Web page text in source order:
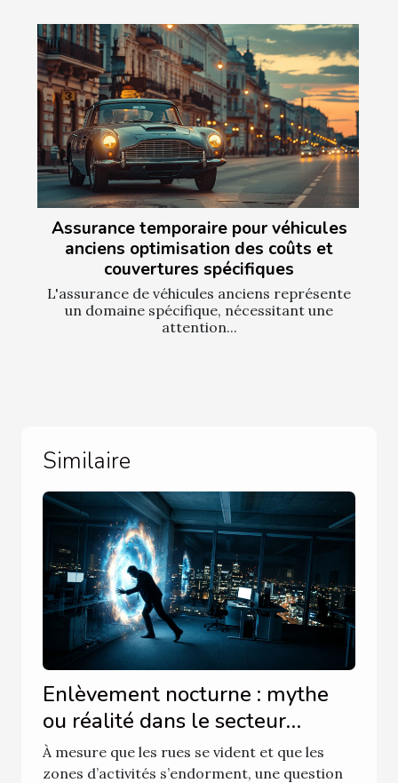
Assurance temporaire pour véhicules
anciens optimisation des coûts et
couvertures spécifiques
L'assurance de véhicules anciens représente
un domaine spécifique, nécessitant une
attention...
Similaire
Enlèvement nocturne : mythe
ou réalité dans le secteur
professionnel
À mesure que les rues se vident et que les
zones d’activités s’endorment, une question